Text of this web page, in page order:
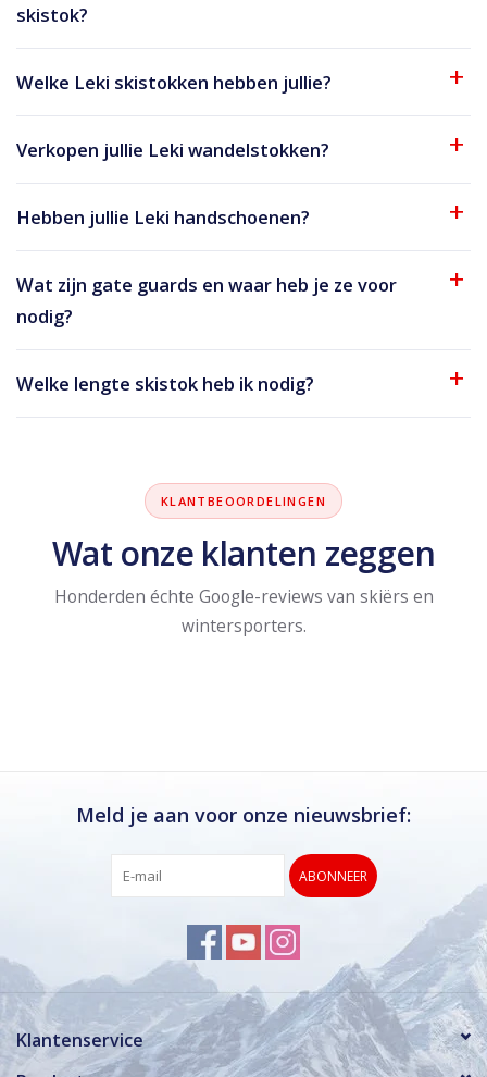
skistok?
Welke Leki skistokken hebben jullie?
Verkopen jullie Leki wandelstokken?
Hebben jullie Leki handschoenen?
Wat zijn gate guards en waar heb je ze voor
nodig?
Welke lengte skistok heb ik nodig?
KLANTBEOORDELINGEN
Wat onze klanten zeggen
Honderden échte Google-reviews van skiërs en
wintersporters.
Meld je aan voor onze nieuwsbrief:
ABONNEER
Klantenservice